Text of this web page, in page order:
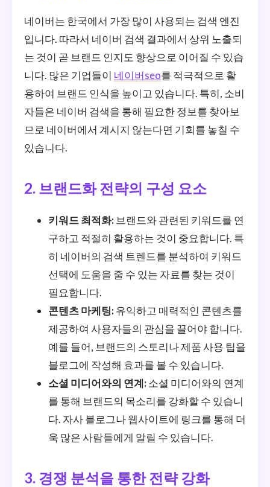
네이버는 한국에서 가장 많이 사용되는 검색 엔진
입니다. 따라서 네이버 검색 결과에서 상위 노출되
는 것이 곧 브랜드 인지도 향상으로 이어질 수 있습
니다. 많은 기업들이 네이버seo를 적극적으로 활
용하여 브랜드 인식을 높이고 있습니다. 특히, 소비
자들은 네이버 검색을 통해 필요한 정보를 찾아보
므로 네이버에서 계시지 않는다면 기회를 놓칠 수
있습니다.
2. 브랜드화 전략의 구성 요소
키워드 최적화: 브랜드와 관련된 키워드를 연
구하고 적절히 활용하는 것이 중요합니다. 특
히 네이버의 검색 트렌드를 분석하여 키워드
선택에 도움을 줄 수 있는 자료를 찾는 것이
필요합니다.
콘텐츠 마케팅: 유익하고 매력적인 콘텐츠를
제공하여 사용자들의 관심을 끌어야 합니다.
예를 들어, 브랜드의 스토리나 제품 사용 팁을
블로그에 작성해 효과를 볼 수 있습니다.
소셜 미디어와의 연계: 소셜 미디어와의 연계
를 통해 브랜드의 목소리를 강화할 수 있습니
다. 자사 블로그나 웹사이트에 링크를 통해 더
욱 많은 사람들에게 알릴 수 있습니다.
3. 경쟁 분석을 통한 전략 강화